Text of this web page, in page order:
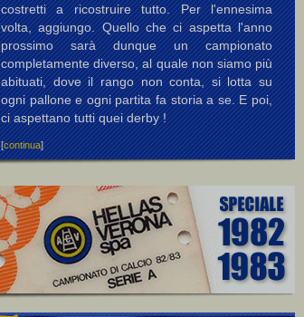
costretti a ricostruire tutto. Per l'ennesima
volta, aggiungo. Quello che ci aspetta l'anno
prossimo sarà dunque un campionato
completamente diverso, al quale non siamo più
abituati, dove il rango non conta, si lotta su
ogni pallone e ogni partita fa storia a se. E poi,
ci aspettano tutti quei derby !
[continua]